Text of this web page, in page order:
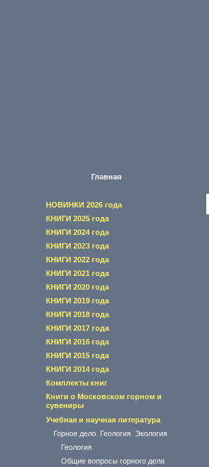
Главная
НОВИНКИ 2026 года
КНИГИ 2025 года
КНИГИ 2024 года
КНИГИ 2023 года
КНИГИ 2022 года
КНИГИ 2021 года
КНИГИ 2020 года
КНИГИ 2019 года
КНИГИ 2018 года
КНИГИ 2017 года
КНИГИ 2016 года
КНИГИ 2015 года
КНИГИ 2014 года
Комплекты книг
Книги о Московском горном и
сувениры
Учебная и научная литература
Горное дело. Геология. Экология
Геология
Общие вопросы горного дела